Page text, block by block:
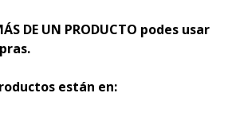
DE UN PRODUCTO podes usar
están en: